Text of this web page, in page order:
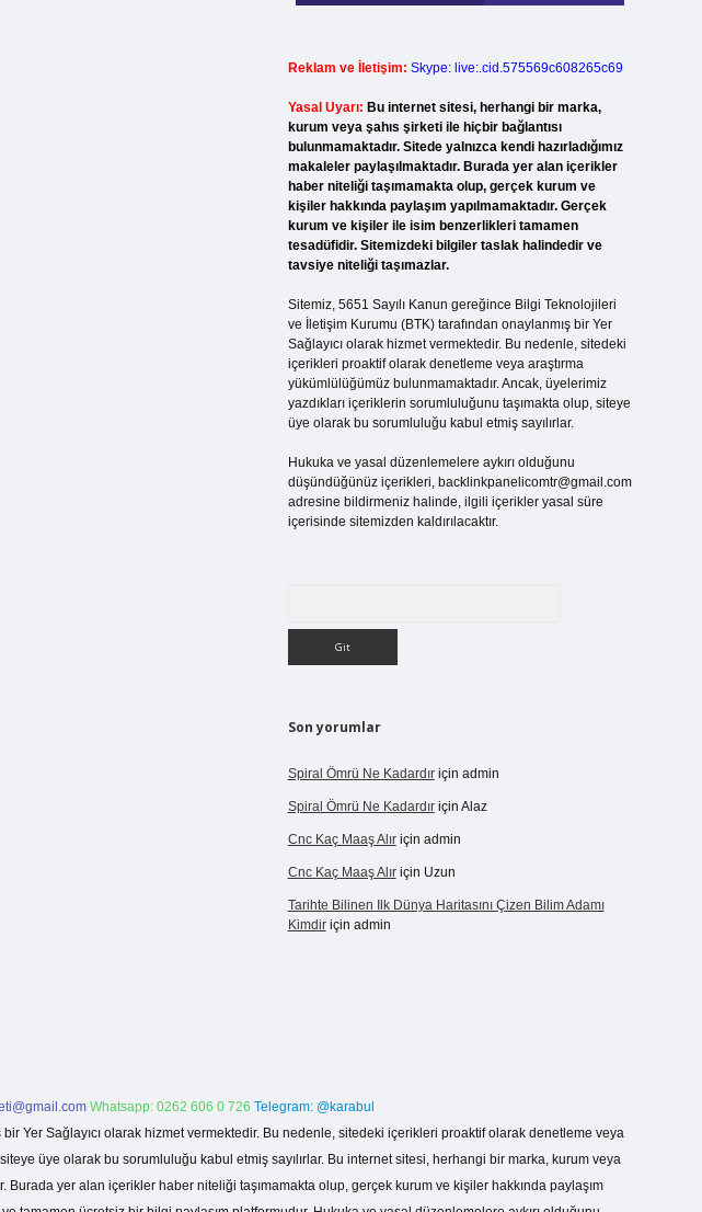
Reklam ve İletişim: Skype: live:.cid.575569c608265c69
Yasal Uyarı: Bu internet sitesi, herhangi bir marka,
kurum veya şahıs şirketi ile hiçbir bağlantısı
bulunmamaktadır. Sitede yalnızca kendi hazırladığımız
makaleler paylaşılmaktadır. Burada yer alan içerikler
haber niteliği taşımamakta olup, gerçek kurum ve
kişiler hakkında paylaşım yapılmamaktadır. Gerçek
kurum ve kişiler ile isim benzerlikleri tamamen
tesadüfidir. Sitemizdeki bilgiler taslak halindedir ve
tavsiye niteliği taşımazlar.
Sitemiz, 5651 Sayılı Kanun gereğince Bilgi Teknolojileri
ve İletişim Kurumu (BTK) tarafından onaylanmış bir Yer
Sağlayıcı olarak hizmet vermektedir. Bu nedenle, sitedeki
içerikleri proaktif olarak denetleme veya araştırma
yükümlülüğümüz bulunmamaktadır. Ancak, üyelerimiz
yazdıkları içeriklerin sorumluluğunu taşımakta olup, siteye
üye olarak bu sorumluluğu kabul etmiş sayılırlar.
Hukuka ve yasal düzenlemelere aykırı olduğunu
düşündüğünüz içerikleri, backlinkpanelicomtr@gmail.com
adresine bildirmeniz halinde, ilgili içerikler yasal süre
içerisinde sitemizden kaldırılacaktır.
Son yorumlar
Spiral Ömrü Ne Kadardıriçin admin
Spiral Ömrü Ne Kadardıriçin Alaz
Cnc Kaç Maaş Alıriçin admin
Cnc Kaç Maaş Alıriçin Uzun
Tarihte Bilinen Ilk Dünya Haritasını Çizen Bilim Adamı
Kimdiriçin admin
Whatsapp: 0262 606 0 726 Telegram: @karabul
Yer Sağlayıcı olarak hizmet vermektedir. Bu nedenle, sitedeki içerikleri proaktif olarak denetleme veya
üye olarak bu sorumluluğu kabul etmiş sayılırlar. Bu internet sitesi, herhangi bir marka, kurum veya
Burada yer alan içerikler haber niteliği taşımamakta olup, gerçek kurum ve kişiler hakkında paylaşım